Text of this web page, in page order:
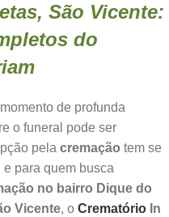
São Vicente:
do
de profunda
o funeral pode ser
pela cremação tem se
para quem busca
no bairro Dique do
Vicente, o Crematório In